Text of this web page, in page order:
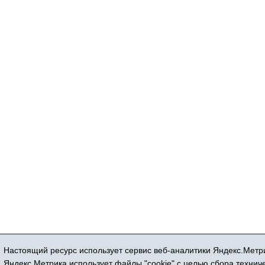
Регистрационный номер СМИ ЭЛ № ФС
Настоящий ресурс использует сервис веб-аналитики